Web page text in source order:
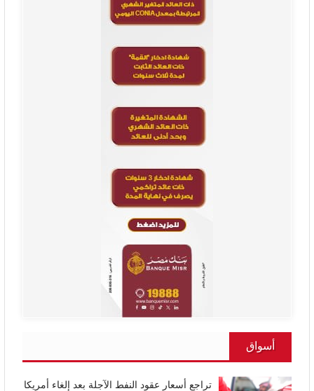
أسواق
تراجع أسعار عقود النفط الآجلة بعد إلغاء أمريكا